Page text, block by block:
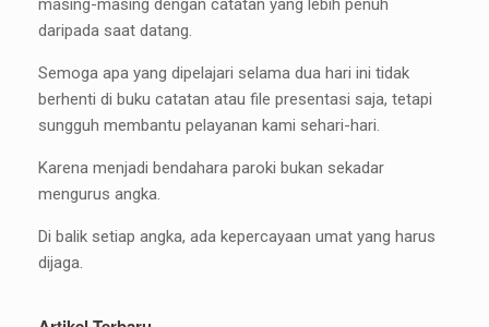
masing-masing dengan catatan yang lebih penuh
daripada saat datang.
Semoga apa yang dipelajari selama dua hari ini tidak
berhenti di buku catatan atau file presentasi saja, tetapi
sungguh membantu pelayanan kami sehari-hari.
Karena menjadi bendahara paroki bukan sekadar
mengurus angka.
Di balik setiap angka, ada kepercayaan umat yang harus
dijaga.